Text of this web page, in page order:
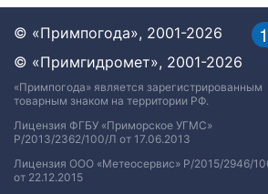
© «Примпогода», 2001-2026
© «Примгидромет», 2001-2026
«Примпогода» является зарегистрированным
товарным знаком на территории РФ.
Лицензия ФГБУ «Приморское УГМС»
Р/2013/2362/100/Л от 17.06.2013
Лицензия ООО «Метеосервис» Р/2015/2946/
от 22.12.2015